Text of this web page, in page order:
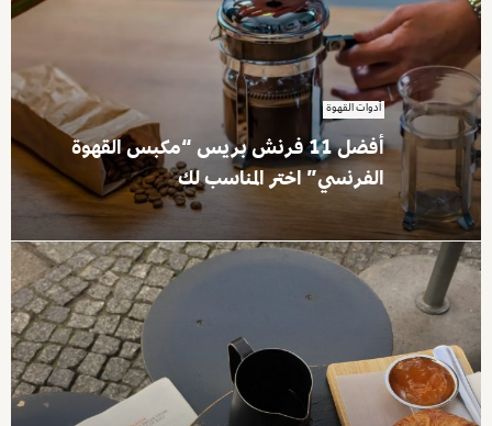
أدوات القهوة
أفضل 11 فرنش بريس “مكبس القهوة
الفرنسي” اختر المناسب لك